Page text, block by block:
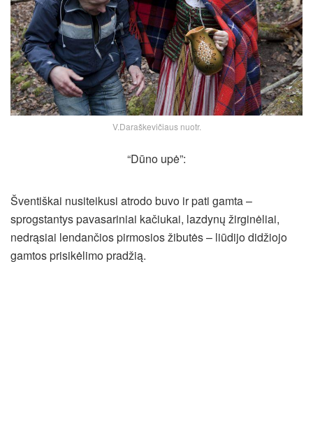
V.Daraškevičiaus nuotr.
“Dūno upė”:
Šventiškai nusiteikusi atrodo buvo ir pati gamta –
sprogstantys pavasariniai kačiukai, lazdynų žirginėliai,
nedrąsiai lendančios pirmosios žibutės – liūdijo didžiojo
gamtos prisikėlimo pradžią.